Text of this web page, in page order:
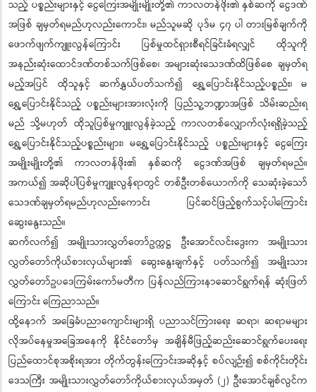
သည့် ပစ္စည်းများနှင့် ငွေကြေးအမျိုးမျိုးတို့၏ ကာလတန်ဖိုး၏ နှစ်ဆကို ငွေဒဏ်
အဖြစ် ချမှတ်ရမည်ဟုလည်းကောင်း၊ မည်သူမဆို ပုဒ်မ ၄၇ ပါ တားမြစ်ချက်ကို
ဖောက်ဖျက်ကျူးလွန်ကြောင်း ပြစ်မှုထင်ရှားစီရင်ခြင်းခံရလျှင် ထိုသူကို
အနည်းဆုံးထောင်ဒဏ်တစ်သက်ဖြစ်စေ၊ အများဆုံးသေဒဏ်ထိဖြစ်စေ ချမှတ်ရ
မည့်အပြင် ထိုသူနှင့် ဆက်နွှယ်ပတ်သက်၍ ရွှေ့ပြောင်းနိုင်သည့်ပစ္စည်း၊ မ
ရွှေ့ပြောင်းနိုင်သည့် ပစ္စည်းများအားလုံးကို ပြည်သူ့ဘဏ္ဍာအဖြစ် သိမ်းဆည်းရ
မည် သို့မဟုတ် ထိုသူပြစ်မှုကျူးလွန်ခဲ့သည့် ကာလတစ်လျှောက်လုံးရရှိခဲ့သည့်
ရွှေ့ပြောင်းနိုင်သည့်ပစ္စည်းများ၊ မရွှေ့ပြောင်းနိုင်သည့် ပစ္စည်းများနှင့် ငွေကြေး
အမျိုးမျိုးတို့၏ ကာလတန်ဖိုး၏ နှစ်ဆကို ငွေဒဏ်အဖြစ် ချမှတ်ရမည်။
အကယ်၍ အဆိုပါပြစ်မှုကျူးလွန်ရာတွင် တစ်ဦးတစ်ယောက်ကို သေဆုံးခဲ့သော်
သေဒဏ်ချမှတ်ရမည်ဟုလည်းကောင်း ပြင်ဆင်ဖြည့်စွက်သင့်ပါကြောင်း
ဆွေးနွေးသည်။
ဆက်လက်၍ အမျိုးသားလွှတ်တော်ဥက္ကဋ္ဌ ဦးအောင်လင်းဒွေးက အမျိုးသား
လွှတ်တော်ကိုယ်စားလှယ်များ၏ ဆွေးနွေးချက်နှင့် ပတ်သက်၍ အမျိုးသား
လွှတ်တော်ဥပဒေကြမ်းကော်မတီက ပြန်လည်ကြားနာဆောင်ရွက်ရန် ဆုံးဖြတ်
ကြောင်း ကြေညာသည်။
ထို့နောက် အခြေခံပညာကျောင်းများရှိ ပညာသင်ကြားရေး ဆရာ၊ ဆရာမများ
လိုအပ်နေမှုအခြေအနေကို နိုင်ငံတော်မှ အချိန်မီဖြည့်ဆည်းဆောင်ရွက်ပေးရေး
ပြည်ထောင်စုအစိုးရအား တိုက်တွန်းကြောင်းအဆိုနှင့် စပ်လျဉ်း၍ စစ်ကိုင်းတိုင်း
ဒေသကြီး အမျိုးသားလွှတ်တော်ကိုယ်စားလှယ်အမှတ် (၂) ဦးအောင်ချစ်လွင်က